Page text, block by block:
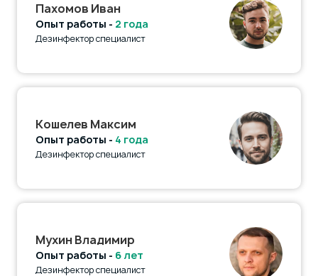
Пахомов Иван
Опыт работы - 2 года
Дезинфектор специалист
Кошелев Максим
Опыт работы - 4 года
Дезинфектор специалист
Мухин Владимир
Опыт работы - 6 лет
Дезинфектор специалист